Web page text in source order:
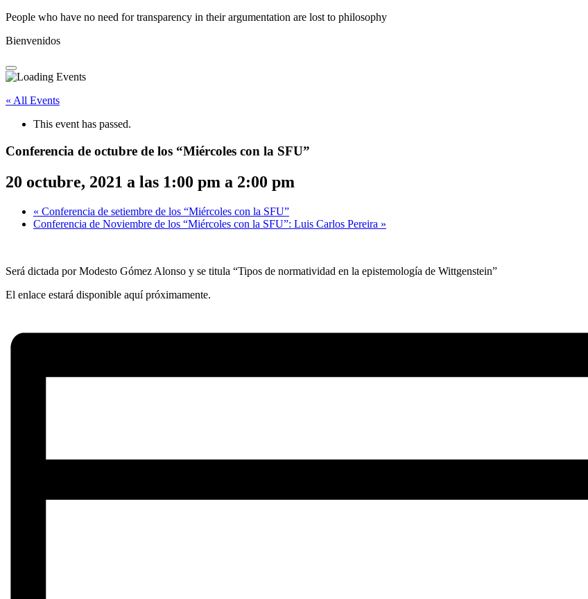
People who have no need for transparency in their argumentation are lost to philosophy
Bienvenidos
« All Events
This event has passed.
Conferencia de octubre de los “Miércoles con la SFU”
20 octubre, 2021 a las 1:00 pm a 2:00 pm
« Conferencia de setiembre de los “Miércoles con la SFU”
Conferencia de Noviembre de los “Miércoles con la SFU”: Luis Carlos Pereira »
Será dictada por Modesto Gómez Alonso y se titula “Tipos de normatividad en la epistemología de Wittgenstein”
El enlace estará disponible aquí próximamente.